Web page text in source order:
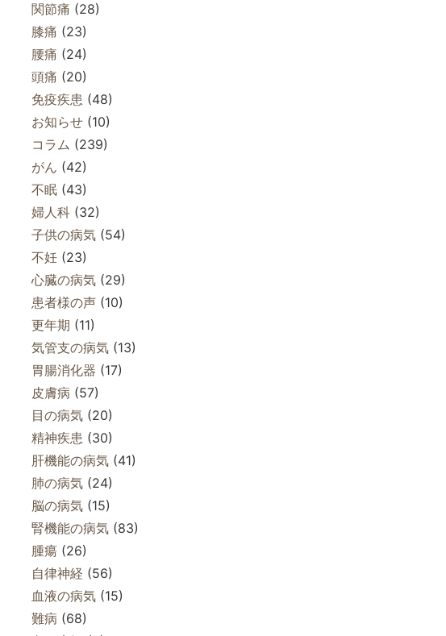
関節痛 (28)
膝痛 (23)
腰痛 (24)
頭痛 (20)
免疫疾患 (48)
お知らせ(10)
コラム (239)
がん (42)
不眠(43)
婦人科(32)
子供の病気(54)
不妊(23)
心臓の病気(29)
患者様の声(10)
更年期 (11)
気管支の病気(13)
胃腸消化器 (17)
皮膚病 (57)
目の病気(20)
精神疾患 (30)
肝機能の病気(41)
肺の病気(24)
脳の病気(15)
腎機能の病気(83)
腫瘍(26)
自律神経 (56)
血液の病気(15)
難病 (68)